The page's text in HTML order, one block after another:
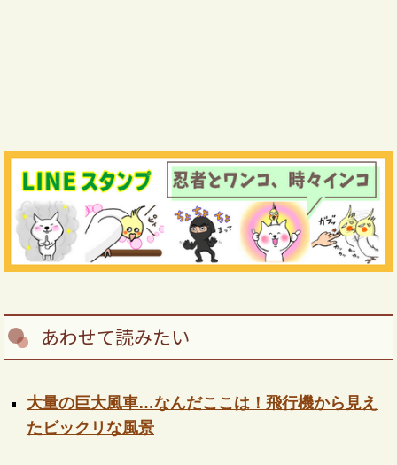
あわせて読みたい
大量の巨大風車…なんだここは！飛行機から見え
たビックリな風景